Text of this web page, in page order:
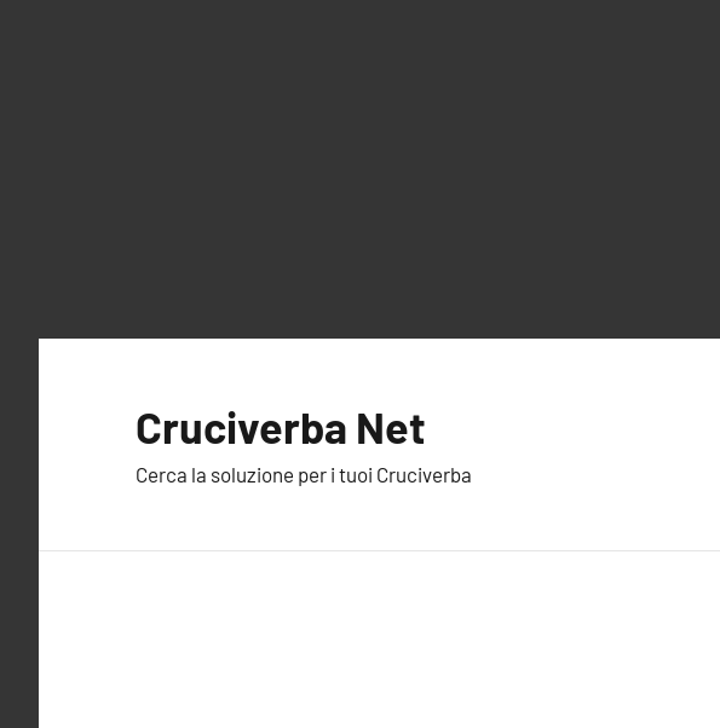
Cruciverba Net
Cerca la soluzione per i tuoi Cruciverba